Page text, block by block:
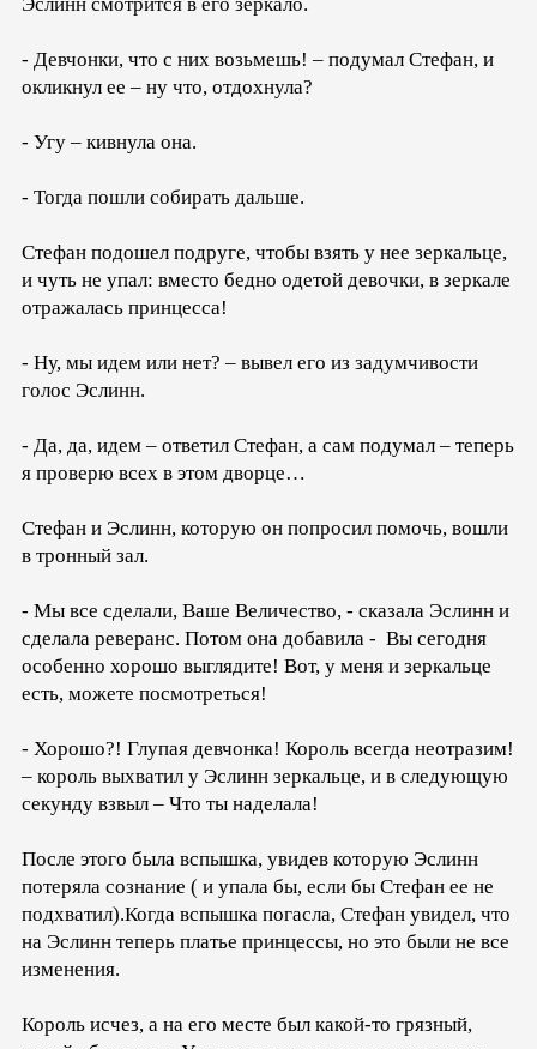
- Девчонки, что с них возьмешь! – подумал Стефан, и
окликнул ее – ну что, отдохнула?
- Угу – кивнула она.
- Тогда пошли собирать дальше.
Стефан подошел подруге, чтобы взять у нее зеркальце,
и чуть не упал: вместо бедно одетой девочки, в зеркале
отражалась принцесса!
- Ну, мы идем или нет? – вывел его из задумчивости
голос Эслинн.
- Да, да, идем – ответил Стефан, а сам подумал – теперь
я проверю всех в этом дворце…
Стефан и Эслинн, которую он попросил помочь, вошли
в тронный зал.
- Мы все сделали, Ваше Величество, - сказала Эслинн и
сделала реверанс. Потом она добавила - Вы сегодня
особенно хорошо выглядите! Вот, у меня и зеркальце
есть, можете посмотреться!
- Хорошо?! Глупая девчонка! Король всегда неотразим!
– король выхватил у Эслинн зеркальце, и в следующую
секунду взвыл – Что ты наделала!
После этого была вспышка, увидев которую Эслинн
потеряла сознание ( и упала бы, если бы Стефан ее не
подхватил).Когда вспышка погасла, Стефан увидел, что
на Эслинн теперь платье принцессы, но это были не все
изменения.
Король исчез, а на его месте был какой-то грязный,